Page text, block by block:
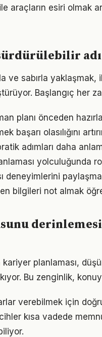
araçların esiri olmak
ve sabırla yaklaşmak,
Başlangıç her
planı önceden
olasılığını
adımları daha
yolculuğunda
deneyimlerini
bilgileri not almak
kariyer planlaması,
Bu zenginlik,
verebilmek için
kısa vadede